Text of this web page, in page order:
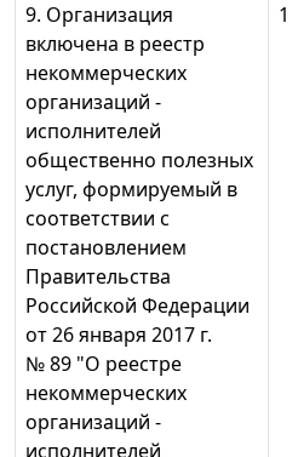
9. Организация
включена в реестр
некоммерческих
организаций -
исполнителей
общественно полезных
услуг, формируемый в
соответствии с
постановлением
Правительства
Российской Федерации
от 26 января 2017 г.
№ 89 "О реестре
некоммерческих
организаций -
исполнителей
1